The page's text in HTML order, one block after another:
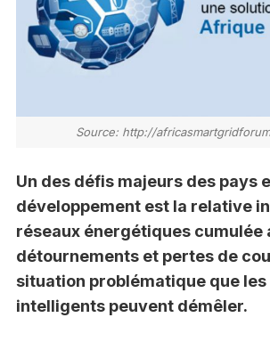
Source: http://
Un des défis majeurs des pays
développement est la relative
réseaux énergétiques cumulée
détournements et pertes de
situation problématique que les
intelligents peuvent démêler.